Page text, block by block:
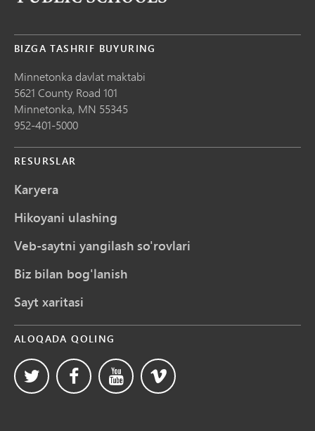
BIZGA TASHRIF BUYURING
Minnetonka davlat maktabi
5621 County Road 101
Minnetonka, MN 55345
952-401-5000
RESURSLAR
Karyera
Hikoyani ulashing
Veb-saytni yangilash so'rovlari
Biz bilan bog'lanish
Sayt xaritasi
ALOQADA QOLING